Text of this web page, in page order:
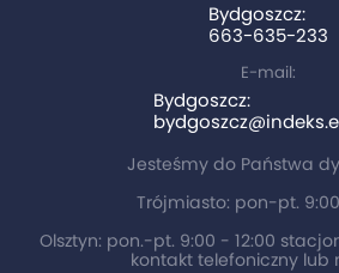
Bydgoszcz:
663-635-233
E-mail:
Bydgoszcz:
Jesteśmy do Państwa
Trójmiasto: pon-pt.
Olsztyn: pon.-pt. 9:00 - 12:00
kontakt telefoniczny lub